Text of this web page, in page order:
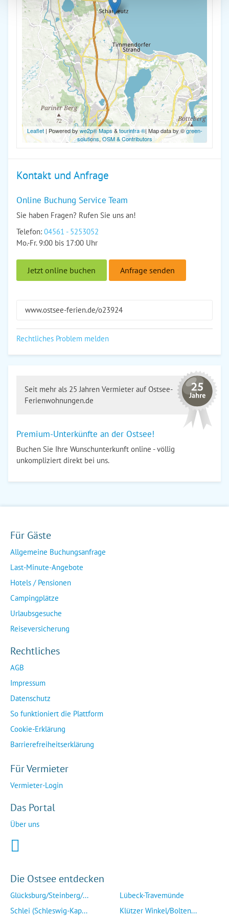
Leaflet| Powered bywe2p® Maps&tourinfra ®| Map data by ©green-
solutions,OSM & Contributors
Kontakt und Anfrage
Online Buchung Service Team
Sie haben Fragen? Rufen Sie uns an!
Telefon: 04561 - 5253052
Mo.-Fr. 9:00 bis 17:00 Uhr
Jetzt online buchen Anfrage senden
www.ostsee-ferien.de/o23924
Rechtliches Problem melden
Seit mehr als 25 Jahren Vermieter auf Ostsee-
Ferienwohnungen.de
Premium-Unterkünfte an der Ostsee!
Buchen Sie Ihre Wunschunterkunft online - völlig
unkompliziert direkt bei uns.
Für Gäste
Allgemeine Buchungsanfrage
Last-Minute-Angebote
Hotels / Pensionen
Campingplätze
Urlaubsgesuche
Reiseversicherung
Rechtliches
AGB
Impressum
Datenschutz
So funktioniert die Plattform
Cookie-Erklärung
Barrierefreiheitserklärung
Für Vermieter
Vermieter-Login
Das Portal
Über uns
Die Ostsee entdecken
Glücksburg/Steinberg/...
Schlei (Schleswig-Kap...
Lübeck-Travemünde
Klützer Winkel/Bolten...